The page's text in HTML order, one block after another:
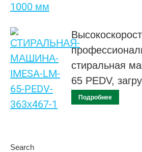
стиральная
65 PEDV,
Подробнее
Search